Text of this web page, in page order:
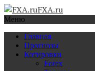
FXA.ru
Меню
Главная
Прогнозы
Котировки
Forex